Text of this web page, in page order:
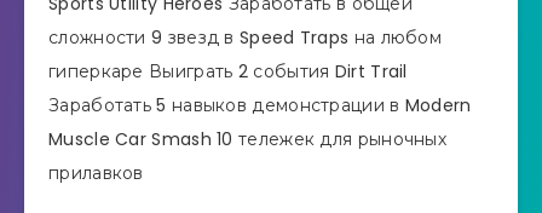
сложности 9 звезд в Speed ​​Traps на любом
гиперкаре Выиграть 2 события Dirt Trail
Заработать 5 навыков демонстрации в Modern
Muscle Car Smash 10 тележек для рыночных
прилавков